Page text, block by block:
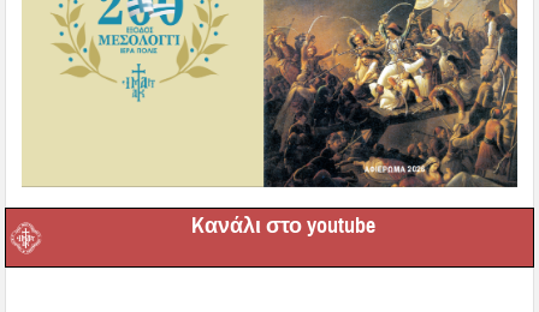
Kανάλι στο youtube